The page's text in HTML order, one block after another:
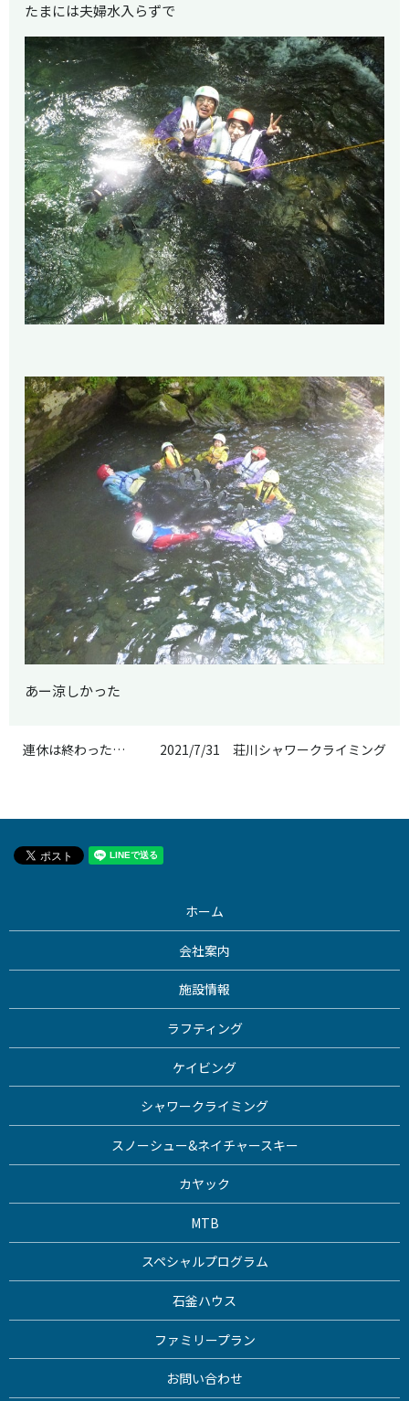
たまには夫婦水入らずで
あー涼しかった
連休は終わった… 2021/7/31 荘川シャワークライミング
ホーム
会社案内
施設情報
ラフティング
ケイビング
シャワークライミング
スノーシュー&ネイチャースキー
カヤック
MTB
スペシャルプログラム
石釜ハウス
ファミリープラン
お問い合わせ